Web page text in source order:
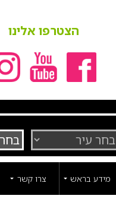
הצטרפו אלינו
מידע בראש צרו קשר